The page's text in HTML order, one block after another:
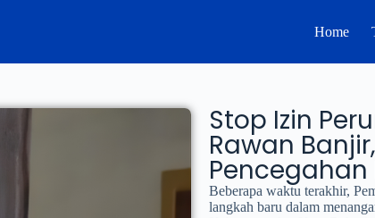
Home
Stop Izin
Rawan
Pencegahan
Beberapa waktu terakhir,
langkah baru dalam